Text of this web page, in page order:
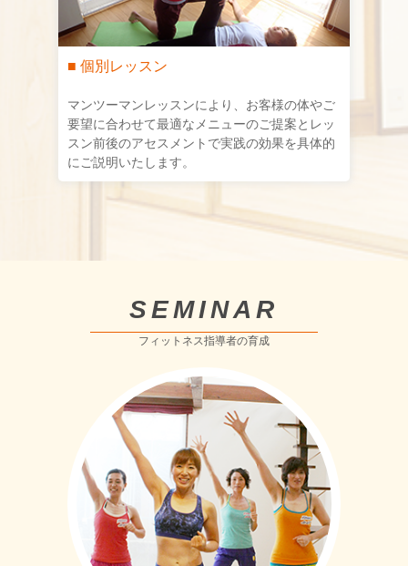
■ 個別レッスン
マンツーマンレッスンにより、お客様の体やご
要望に合わせて最適なメニューのご提案とレッ
スン前後のアセスメントで実践の効果を具体的
にご説明いたします。
SEMINAR
フィットネス指導者の育成